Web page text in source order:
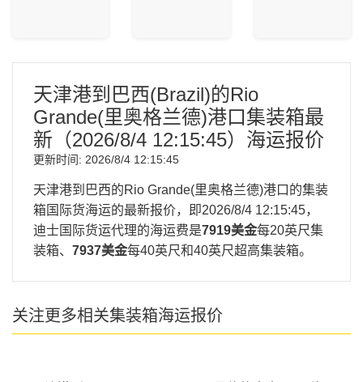
天津港到巴西(Brazil)的Rio
Grande(里奥格兰德)港口集装箱最
新（2026/8/4 12:15:45）海运报价
更新时间: 2026/8/4 12:15:45
天津港到巴西的Rio Grande(里奥格兰德)港口的集装
箱国际货海运的最新报价，即2026/8/4 12:15:45，
迪士国际货运代理的海运费是7919美金每20英尺集
装箱、 7937美金每40英尺和40英尺超高集装箱。
关注更多相关集装箱海运报价